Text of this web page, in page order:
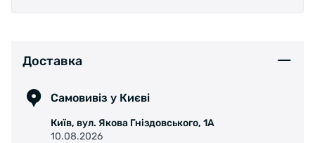
Доставка
Самовивіз у Києві
Київ, вул. Якова Гніздовського, 1А
10.08.2026